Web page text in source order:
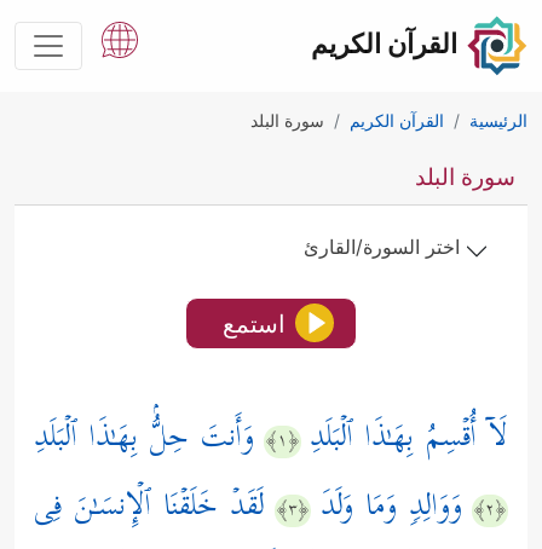
القرآن الكريم
الرئيسية القرآن الكريم سورة البلد
سورة البلد
اختر السورة/القارئ
استمع
لَاۤ أُقۡسِمُ بِهَـٰذَا ٱلۡبَلَدِ ﴿١﴾ وَأَنتَ حِلُّۢ بِهَـٰذَا ٱلۡبَلَدِ
﴿٢﴾ وَوَالِدࣲ وَمَا وَلَدَ ﴿٣﴾
لَقَدۡ خَلَقۡنَا ٱلۡإِنسَـٰنَ فِی